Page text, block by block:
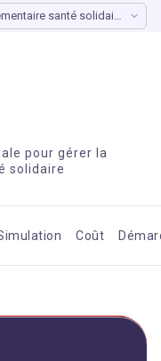
pour gérer la
solidaire
Coût